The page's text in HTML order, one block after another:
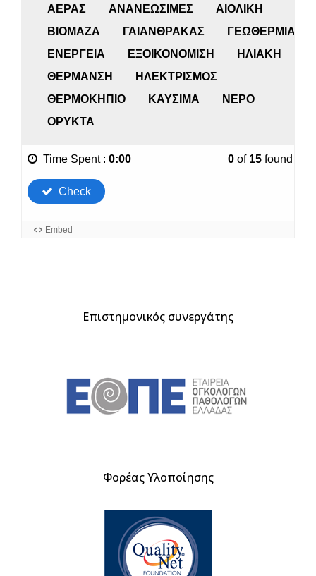
Επιστημονικός συνεργάτης
Φορέας Υλοποίησης